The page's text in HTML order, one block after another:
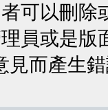
可以刪
員或是
見而產生